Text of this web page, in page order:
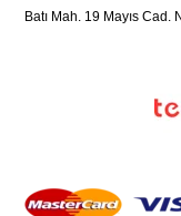
Batı Mah. 19 Mayıs